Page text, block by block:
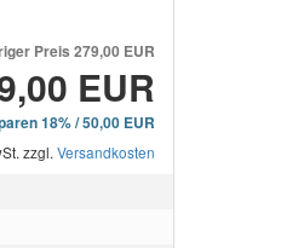
Preis 279,00 EUR
EUR
18% / 50,00 EUR
zzgl. Versandkosten